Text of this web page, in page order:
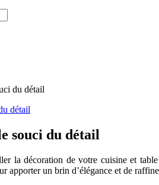
du détail
souci du détail
la décoration de votre cuisine et
apporter un brin d’élégance et de